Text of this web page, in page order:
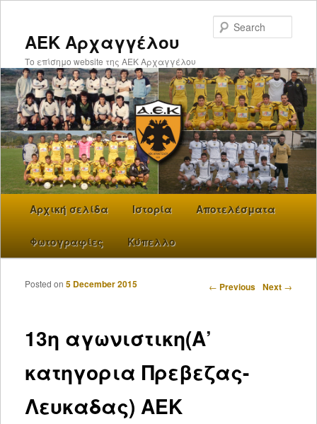
ΑΕΚ Αρχαγγέλου
Το επίσημο website της ΑΕΚ Αρχαγγέλου
Skip to primary content
Αρχική σελίδα Ιστορία Αποτελέσματα
Φωτογραφίες Κύπελλο
Post navigation
← Previous Next →
13η αγωνιστικη(Α’
κατηγορια Πρεβεζας-
Λευκαδας) ΑΕΚ
Posted on 5 December 2015